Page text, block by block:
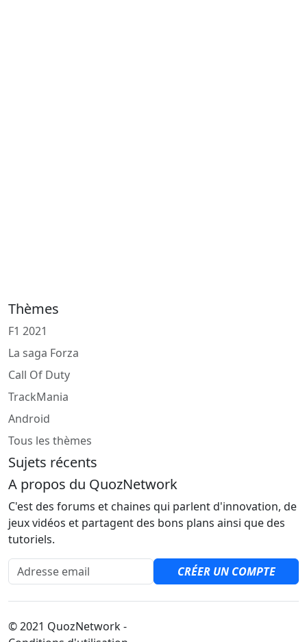
Thèmes
F1 2021
La saga Forza
Call Of Duty
TrackMania
Android
Tous les thèmes
Sujets récents
A propos du QuozNetwork
C'est des forums et chaines qui parlent d'innovation, de
jeux vidéos et partagent des bons plans ainsi que des
tutoriels.
Adresse email
CRÉER UN COMPTE
© 2021 QuozNetwork -